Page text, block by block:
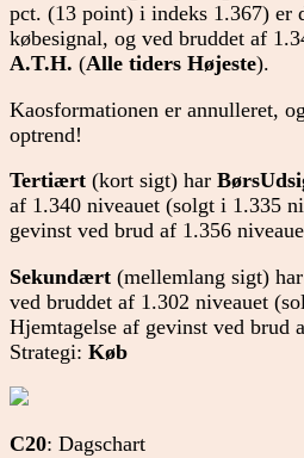
pct. (13 point) i indeks 1.367) er
købesignal, og ved bruddet af
A.T.H. (Alle tiders Højeste).
Kaosformationen er annulleret,
optrend!
Tertiært (kort sigt) har
af 1.340 niveauet (solgt i 1.335
gevinst ved brud af 1.356
Sekundært (mellemlang sigt) har
ved bruddet af 1.302 niveauet
Hjemtagelse af gevinst ved brud
Strategi: Køb
C20: Dagschart